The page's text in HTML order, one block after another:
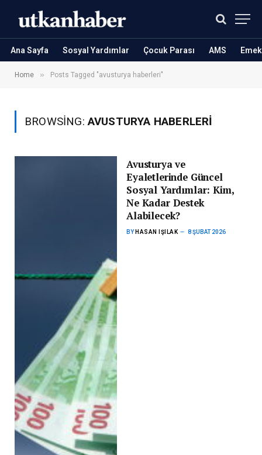
Ana Sayfa Sosyal Yardımlar Çocuk Parası AMS
Home » Posts Tagged "avusturya haberleri"
BROWSING:AVUSTURYA HABERLERI
Avusturya ve
Eyaletlerinde Güncel
Sosyal Yardımlar: Kim,
Ne Kadar Destek
Alabilecek?
BY HASAN IŞILAK 8 ŞUBAT 2026